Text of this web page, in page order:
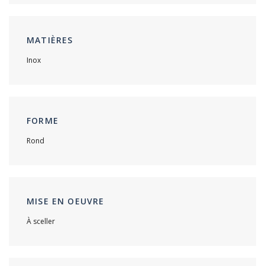
MATIÈRES
Inox
FORME
Rond
MISE EN OEUVRE
À sceller